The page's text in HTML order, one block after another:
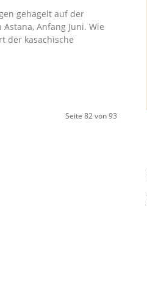
gehagelt auf der
Anfang Juni. Wie
der kasachische
Seite 82 von 93